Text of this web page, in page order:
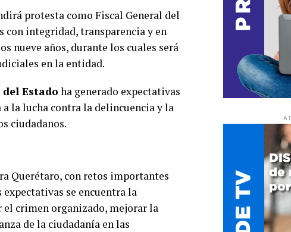
protesta como Fiscal General del
con integridad, transparencia y en
nueve años, durante los cuales será
en la entidad.
Estado ha generado expectativas
la lucha contra la delincuencia y la
ciudadanos.
Querétaro, con retos importantes
se encuentra la
crimen organizado, mejorar la
de la ciudadanía en las